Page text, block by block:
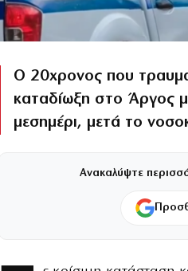
Ο 20χρονος που
καταδίωξη στο Άργος
μεσημέρι, μετά το
Ανακαλύψτε